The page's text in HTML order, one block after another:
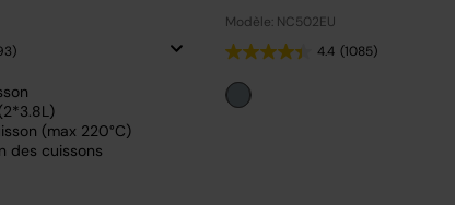
(max 220°C)
des cuissons
Modèle: NC502EU
4.4 (1085)